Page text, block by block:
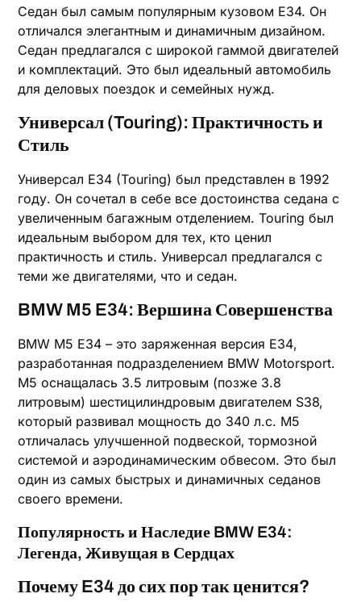
Седан был самым популярным кузовом E34. Он
отличался элегантным и динамичным дизайном.
Седан предлагался с широкой гаммой двигателей
и комплектаций. Это был идеальный автомобиль
для деловых поездок и семейных нужд.
Универсал (Touring): Практичность и
Стиль
Универсал E34 (Touring) был представлен в 1992
году. Он сочетал в себе все достоинства седана с
увеличенным багажным отделением. Touring был
идеальным выбором для тех‚ кто ценил
практичность и стиль. Универсал предлагался с
теми же двигателями‚ что и седан.
BMW M5 E34: Вершина Совершенства
BMW M5 E34 – это заряженная версия E34‚
разработанная подразделением BMW Motorsport.
M5 оснащалась 3.5 литровым (позже 3.8
литровым) шестицилиндровым двигателем S38‚
который развивал мощность до 340 л.с. M5
отличалась улучшенной подвеской‚ тормозной
системой и аэродинамическим обвесом. Это был
один из самых быстрых и динамичных седанов
своего времени.
Популярность и Наследие BMW E34:
Легенда‚ Живущая в Сердцах
Почему E34 до сих пор так ценится?